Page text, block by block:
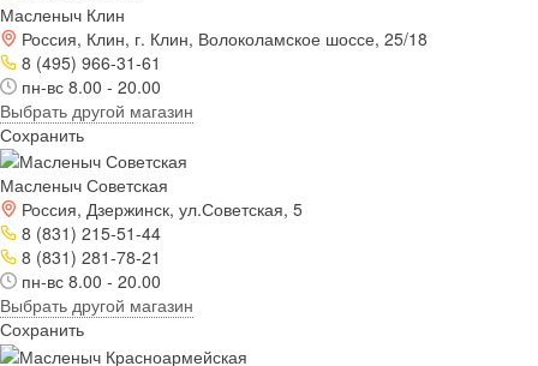
Масленыч Клин
Россия, Клин, г. Клин, Волоколамское шоссе, 25/18
8 (495) 966-31-61
пн-вс 8.00 - 20.00
Выбрать другой магазин
Сохранить
Масленыч Советская
Россия, Дзержинск, ул.Советская, 5
8 (831) 215-51-44
8 (831) 281-78-21
пн-вс 8.00 - 20.00
Выбрать другой магазин
Сохранить